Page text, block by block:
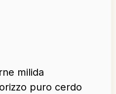
milida
puro cerdo